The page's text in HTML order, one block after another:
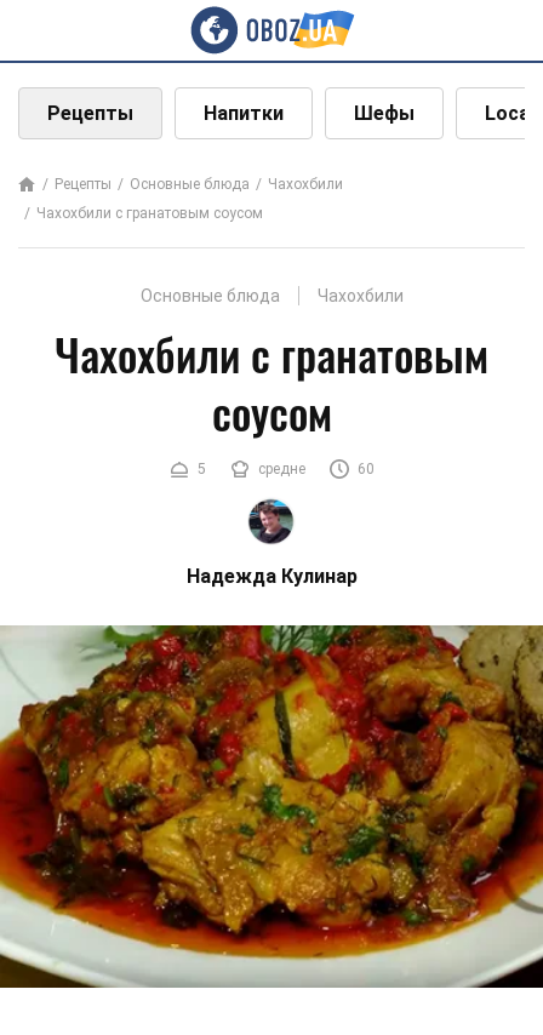
Рецепты Напитки Шефы Local
Рецепты Основные блюда
Чахохбили
Чахохбили с гранатовым соусом
Основные блюда Чахохбили
Чахохбили с гранатовым
соусом
5 средне 60
Надежда Кулинар